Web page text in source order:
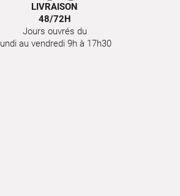
LIVRAISON
48/72H
Jours ouvrés du
lundi au vendredi 9h à 17h30